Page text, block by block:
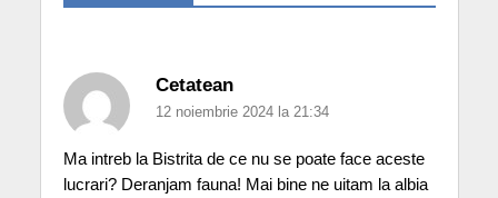
Cetatean
12 noiembrie 2024 la 21:34
Ma intreb la Bistrita de ce nu se poate face aceste
lucrari? Deranjam fauna! Mai bine ne uitam la albia